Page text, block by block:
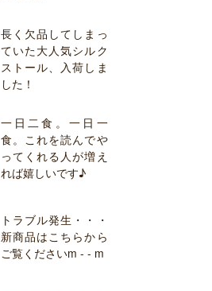
長く欠品してしまっ
ていた大人気シルク
ストール、入荷しま
した！
一日二食。一日一
食。これを読んでや
ってくれる人が増え
れば嬉しいです♪
トラブル発生・・・
新商品はこちらから
ご覧くださいm - - m